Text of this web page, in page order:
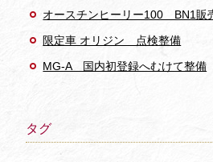
オースチンヒーリー100 BN1販
限定車 オリジン 点検整備
MG-A 国内初登録へむけて整備
タグ